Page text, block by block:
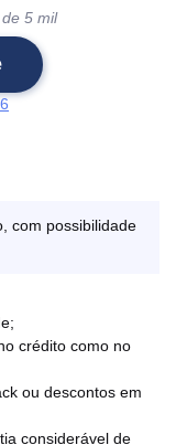
5 mil
com possibilidade
crédito como no
ou descontos em
considerável de